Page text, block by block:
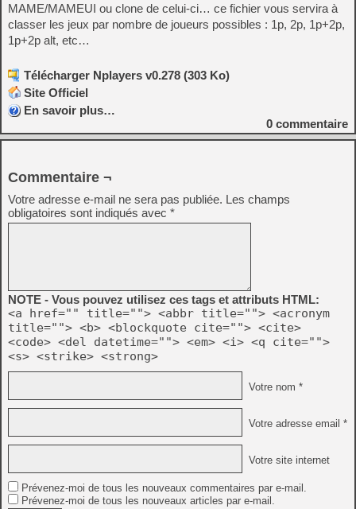
MAME/MAMEUI ou clone de celui-ci… ce fichier vous servira à
classer les jeux par nombre de joueurs possibles : 1p, 2p, 1p+2p,
1p+2p alt, etc…
Télécharger Nplayers v0.278 (303 Ko)
Site Officiel
En savoir plus…
0 commentaire
Commentaire ¬
Votre adresse e-mail ne sera pas publiée. Les champs
obligatoires sont indiqués avec *
NOTE - Vous pouvez utilisez ces tags et attributs HTML:
<a href="" title=""> <abbr title=""> <acronym
title=""> <b> <blockquote cite=""> <cite>
<code> <del datetime=""> <em> <i> <q cite="">
<s> <strike> <strong>
Votre nom *
Votre adresse email *
Votre site internet
Prévenez-moi de tous les nouveaux commentaires par e-mail.
Prévenez-moi de tous les nouveaux articles par e-mail.